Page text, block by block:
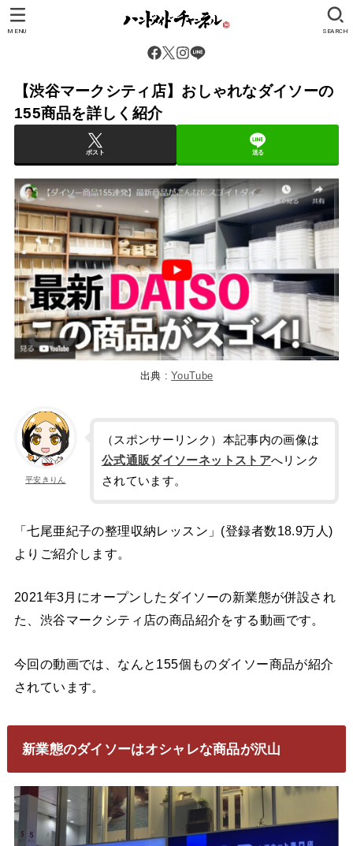
SEARCH
MENU
【渋谷マークシティ店】おしゃれなダイソーの
155商品を詳しく紹介
ポスト 送る
出典 :YouTube
平安きりん
（スポンサーリンク）本記事内の画像は
公式通販ダイソーネットストアへリンク
されています。
「七尾亜紀子の整理収納レッスン」(登録者数18.9万人)
よりご紹介します。
2021年3月にオープンしたダイソーの新業態が併設され
た、渋谷マークシティ店の商品紹介をする動画です。
今回の動画では、なんと155個ものダイソー商品が紹介
されています。
新業態のダイソーはオシャレな商品が沢山